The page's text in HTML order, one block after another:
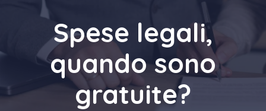
Spese legali,
quando sono
gratuite?